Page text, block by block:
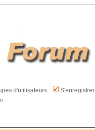
d'utilisateurs
S'enregistrer